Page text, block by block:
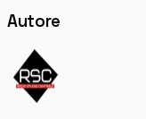
Autore